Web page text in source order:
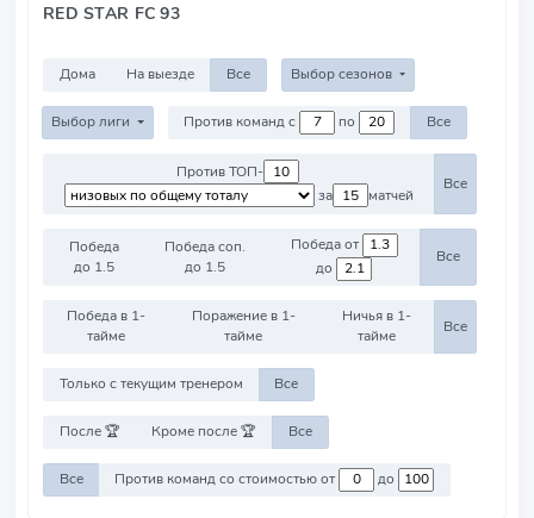
RED STAR FC 93
Дома На выезде Все Выбор сезонов
Выбор лиги Против команд с по Все
Против ТОП-
за
матчей
Все
Победа
до 1.5
Победа соп.
до 1.5
Победа от
до
Все
Победа в 1-
тайме
Поражение в 1-
тайме
Ничья в 1-
тайме
Все
Только с текущим тренером Все
После 🏆 Кроме после 🏆 Все
Все Против команд со стоимостью от до